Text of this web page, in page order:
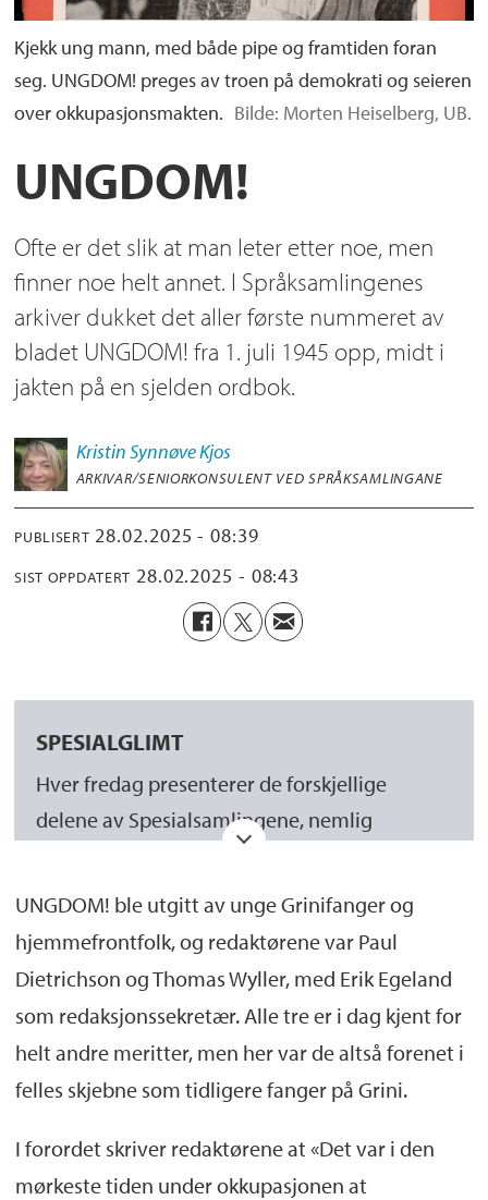
Kjekk ung mann, med både pipe og framtiden foran
seg. UNGDOM! preges av troen på demokrati og seieren
over okkupasjonsmakten. Bilde: Morten Heiselberg, UB.
UNGDOM!
Ofte er det slik at man leter etter noe, men
finner noe helt annet. I Språksamlingenes
arkiver dukket det aller første nummeret av
bladet UNGDOM! fra 1. juli 1945 opp, midt i
jakten på en sjelden ordbok.
Kristin SynnøveKjos
ARKIVAR/SENIORKONSULENT VED SPRÅKSAMLINGANE
PUBLISERT 28.02.2025 - 08:39
SIST OPPDATERT 28.02.2025 - 08:43
SPESIALGLIMT
Hver fredag presenterer de forskjellige
delene av Spesialsamlingene, nemlig
Billedsamlingen
og
spennende og varierte materiale i form av
tekst, bilder og film.
UNGDOM! ble utgitt av unge Grinifanger og
hjemmefrontfolk, og redaktørene var Paul
Dietrichson og Thomas Wyller, med Erik Egeland
som redaksjonssekretær. Alle tre er i dag kjent for
helt andre meritter, men her var de altså forenet i
felles skjebne som tidligere fanger på Grini.
I forordet skriver redaktørene at «Det var i den
mørkeste tiden under okkupasjonen at